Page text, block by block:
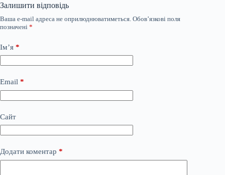
Залишити відповідь
Ваша e-mail адреса не оприлюднюватиметься. Обов’язкові поля
позначені *
Ім’я *
Email *
Сайт
Додати коментар *